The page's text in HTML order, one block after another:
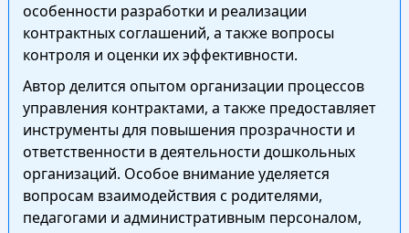
особенности разработки и реализации
контрактных соглашений, а также вопросы
контроля и оценки их эффективности.
Автор делится опытом организации процессов
управления контрактами, а также предоставляет
инструменты для повышения прозрачности и
ответственности в деятельности дошкольных
организаций. Особое внимание уделяется
вопросам взаимодействия с родителями,
педагогами и административным персоналом,